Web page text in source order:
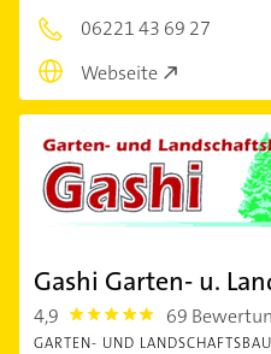
06221 43 69 27
Webseite
Gashi Garten- u.
4,9 4.9 69
GARTEN- UND LANDSCHAFTSBAU